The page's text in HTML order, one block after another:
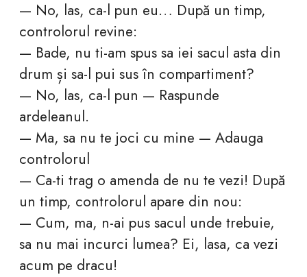
— No, las, ca-l pun eu… După un timp,
controlorul revine:
— Bade, nu ti-am spus sa iei sacul asta din
drum și sa-l pui sus în compartiment?
— No, las, ca-l pun — Raspunde
ardeleanul.
— Ma, sa nu te joci cu mine — Adauga
controlorul
— Ca-ti trag o amenda de nu te vezi! După
un timp, controlorul apare din nou:
— Cum, ma, n-ai pus sacul unde trebuie,
sa nu mai incurci lumea? Ei, lasa, ca vezi
acum pe dracu!